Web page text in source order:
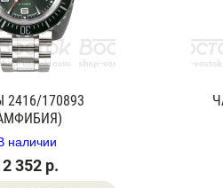
2416/170893
наличии
352 р.